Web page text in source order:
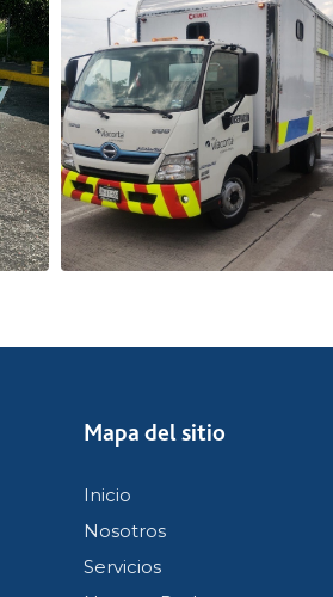
Mapa del sitio
Inicio
Nosotros
Servicios